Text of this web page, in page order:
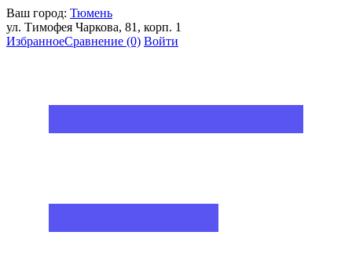
Ваш город: Тюмень
ул. Тимофея Чаркова, 81, корп. 1
ИзбранноеСравнение (0) Войти